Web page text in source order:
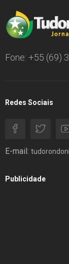
Fone: +55 (69)
Redes Sociais
E-mail:
Publicidade